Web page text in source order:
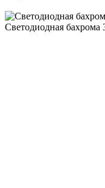
Светодиодная